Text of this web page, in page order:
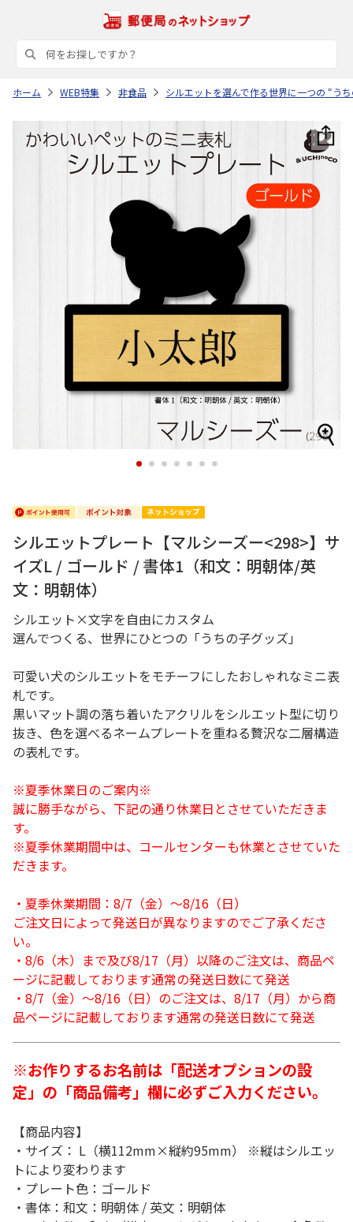
ホーム WEB特集 非食品 シルエットを選んで作る世界に一つの “う
1 2 3 4 5 6 7
シルエットプレート【マルシーズー<298>】サ
イズL / ゴールド / 書体1（和文：明朝体/英
文：明朝体）
シルエット×文字を自由にカスタム
選んでつくる、世界にひとつの「うちの子グッズ」
可愛い犬のシルエットをモチーフにしたおしゃれなミニ表
札です。
黒いマット調の落ち着いたアクリルをシルエット型に切り
抜き、色を選べるネームプレートを重ねる贅沢な二層構造
の表札です。
※夏季休業日のご案内※
誠に勝手ながら、下記の通り休業日とさせていただきま
す。
※夏季休業期間中は、コールセンターも休業とさせていた
だきます。
・夏季休業期間：8/7（金）～8/16（日）
ご注文日によって発送日が異なりますのでご了承くださ
い。
・8/6（木）まで及び8/17（月）以降のご注文は、商品ペ
ージに記載しております通常の発送日数にて発送
・8/7（金）～8/16（日）のご注文は、8/17（月）から商
品ページに記載しております通常の発送日数にて発送
※お作りするお名前は「配送オプションの設
定」の「商品備考」欄に必ずご入力ください。
【商品内容】
・サイズ： L（横112mm×縦約95mm） ※縦はシルエッ
トにより変わります
・プレート色：ゴールド
・書体：和文：明朝体 / 英文：明朝体